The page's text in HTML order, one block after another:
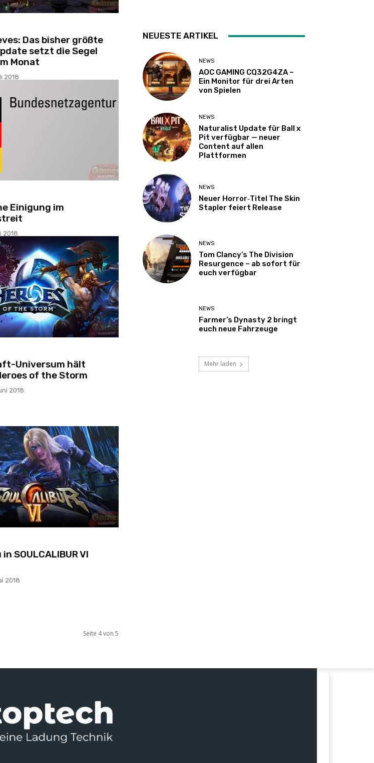
Das bisher größte
setzt die Segel
Monat
2018
Einigung im
2018
Universum hält
of the Storm
2018
SOULCALIBUR VI
2018
Seite 4 von 5
NEUESTE ARTIKEL
NEWS
AOC GAMING CQ32G4ZA –
Ein Monitor für drei Arten
von Spielen
NEWS
Naturalist Update für Ball x
Pit verfügbar — neuer
Content auf allen
Plattformen
NEWS
Neuer Horror‑Titel The Skin
Stapler feiert Release
NEWS
Tom Clancy’s The Division
Resurgence – ab sofort für
euch verfügbar
NEWS
Farmer’s Dynasty 2 bringt
euch neue Fahrzeuge
Mehr laden